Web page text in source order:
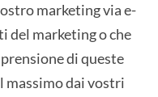
marketing via e-
del marketing o che
di queste
massimo dai vostri